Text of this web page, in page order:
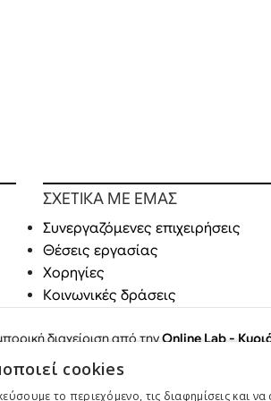
ΣΧΕΤΙΚΑ ΜΕ ΕΜΑΣ
Συνεργαζόμενες επιχειρήσεις
Θέσεις εργασίας
Χορηγίες
Κοινωνικές δράσεις
διαχείριση από τηνOnline Lab -
cookies
το περιεχόμενο, τις διαφημίσεις και